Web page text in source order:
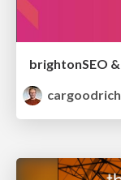
cargoodrich